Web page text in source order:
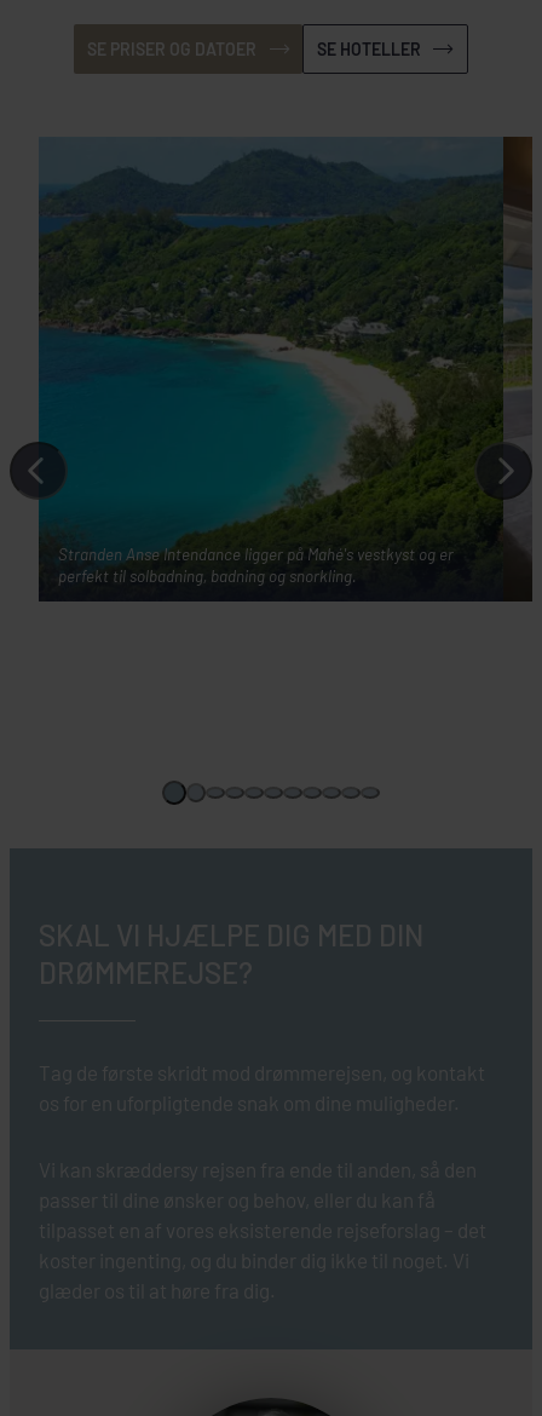
SE PRISER OG DATOER SE HOTELLER
Stranden Anse Intendance ligger på Mahé's vestkyst og er
perfekt til solbadning, badning og snorkling.
SKAL VI HJÆLPE DIG MED DIN
DRØMMEREJSE?
Tag de første skridt mod drømmerejsen, og kontakt
os for en uforpligtende snak om dine muligheder.
Vi kan skræddersy rejsen fra ende til anden, så den
passer til dine ønsker og behov, eller du kan få
tilpasset en af vores eksisterende rejseforslag – det
koster ingenting, og du binder dig ikke til noget. Vi
glæder os til at høre fra dig.